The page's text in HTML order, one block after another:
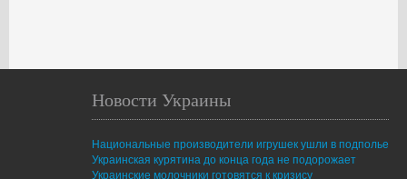
Новости Украины
Национальные производители игрушек ушли в подполье
Украинская курятина до конца года не подорожает
Украинские молочники готовятся к кризису